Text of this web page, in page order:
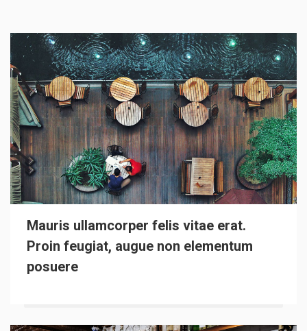
Mauris ullamcorper felis vitae erat.
Proin feugiat, augue non elementum
posuere